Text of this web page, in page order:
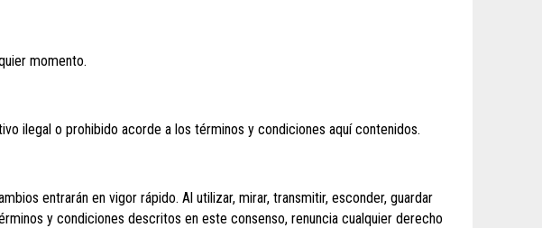
momento.
ilegal o prohibido acorde a los términos y condiciones aquí contenidos.
entrarán en vigor rápido. Al utilizar, mirar, transmitir, esconder, guardar
y condiciones descritos en este consenso, renuncia cualquier derecho